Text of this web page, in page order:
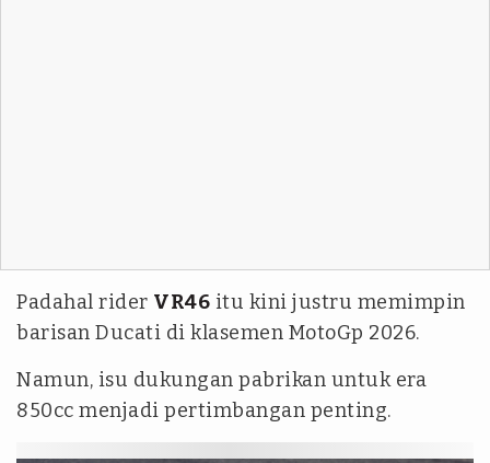
Padahal rider VR46 itu kini justru memimpin
barisan Ducati di klasemen MotoGp 2026.
Namun, isu dukungan pabrikan untuk era
850cc menjadi pertimbangan penting.